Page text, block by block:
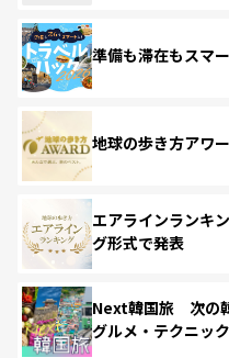
準備も滞在もスマ
地球の歩き方アワ
エアラインランキ
グ形式で発表
Next韓国旅 次の
グルメ・テクニック